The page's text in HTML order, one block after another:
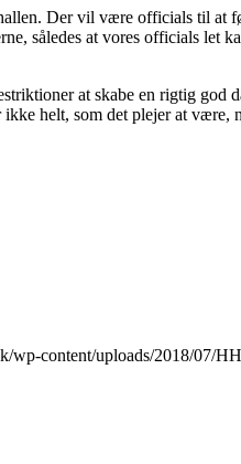
Der vil være officials til at
således at vores officials let
at skabe en rigtig god
helt, som det plejer at være,
wp-content/uploads/2018/07/